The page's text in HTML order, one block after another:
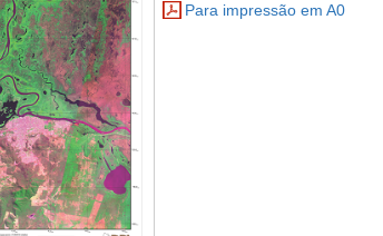
Para impressão em A0